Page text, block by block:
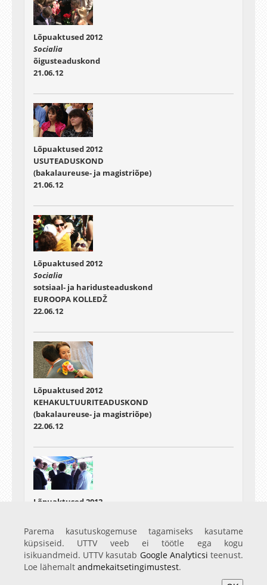
Lõpuaktused 2012
Socialia
õigusteaduskond
21.06.12
Lõpuaktused 2012
USUTEADUSKOND
(bakalaureuse- ja magistriõpe)
21.06.12
Lõpuaktused 2012
Socialia
sotsiaal- ja haridusteaduskond
EUROOPA KOLLEDŽ
22.06.12
Lõpuaktused 2012
KEHAKULTUURITEADUSKOND
(bakalaureuse- ja magistriõpe)
22.06.12
Lõpuaktused 2012
lõpetanutele
22.06.12
Parema kasutuskogemuse tagamiseks kasutame
küpsiseid. UTTV veeb ei töötle ega kogu
isikuandmeid. UTTV kasutab Google Analyticsi teenust.
Loe lähemalt andmekaitsetingimustest.